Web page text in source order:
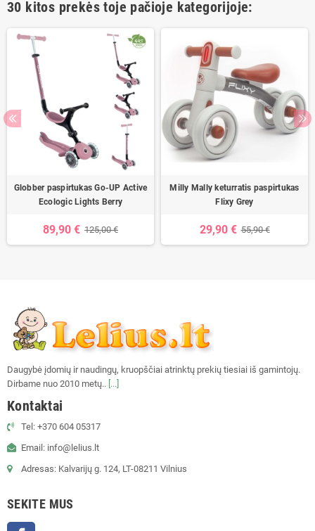
30 kitos prekės toje pačioje kategorijoje:
Globber paspirtukas Go-UP Active
Ecologic Lights Berry
89,90 € 125,00 €
Milly Mally keturratis paspirtukas
Flixy Grey
29,90 € 55,90 €
Daugybė įdomių ir naudingų, kruopščiai atrinktų prekių tiesiai iš gamintojų.
Dirbame nuo 2010 metų.. [...]
Kontaktai
Tel: +370 604 05317
Email: info@lelius.lt
Adresas: Kalvarijų g. 124, LT-08211 Vilnius
SEKITE MUS